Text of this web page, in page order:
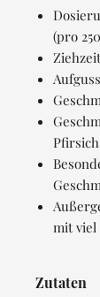
(pro
Pfirsich
mit viel
Zutaten